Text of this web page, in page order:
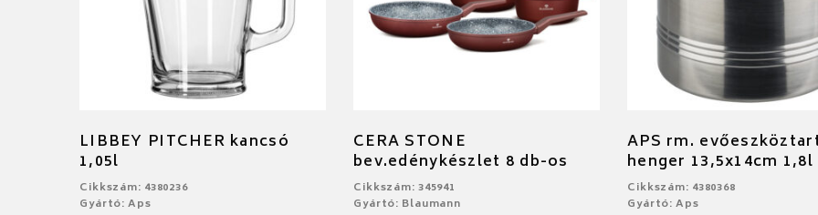
LIBBEY PITCHER kancsó
1,05l
Cikkszám: 4380236
Gyártó: Aps
CERA STONE
bev.edénykészlet 8 db-os
Cikkszám: 345941
Gyártó: Blaumann
APS rm.
henger 13,5x14cm 1,8l
Cikkszám: 4380368
Gyártó: Aps